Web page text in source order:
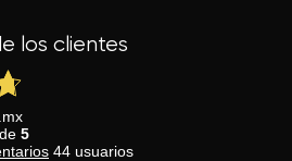
los clientes
de 5
44 usuarios